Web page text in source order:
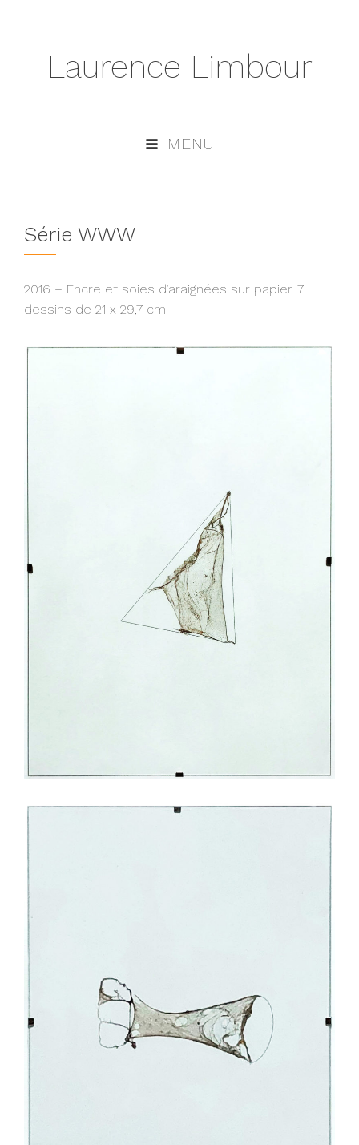
Laurence Limbour
MENU
Série WWW
2016 – Encre et soies d’araignées sur papier. 7
dessins de 21 x 29,7 cm.